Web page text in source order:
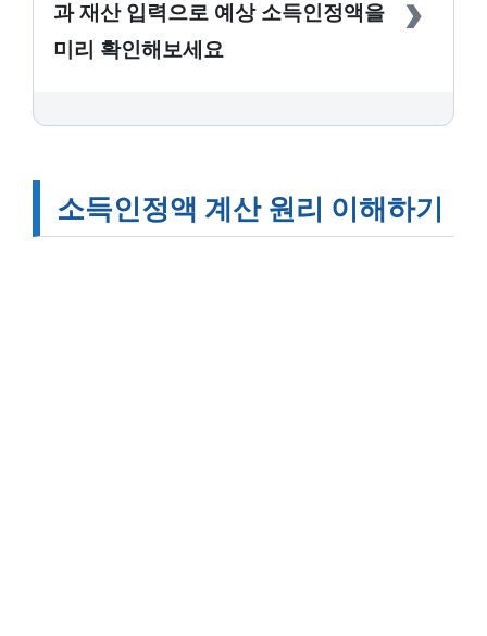
과 재산 입력으로 예상 소득인정액을
미리 확인해보세요
›
소득인정액 계산 원리 이해하기